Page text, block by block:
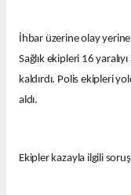
İhbar üzerine olay
Sağlık ekipleri 16
kaldırdı. Polis ekipleri
aldı.
Ekipler kazayla ilgili